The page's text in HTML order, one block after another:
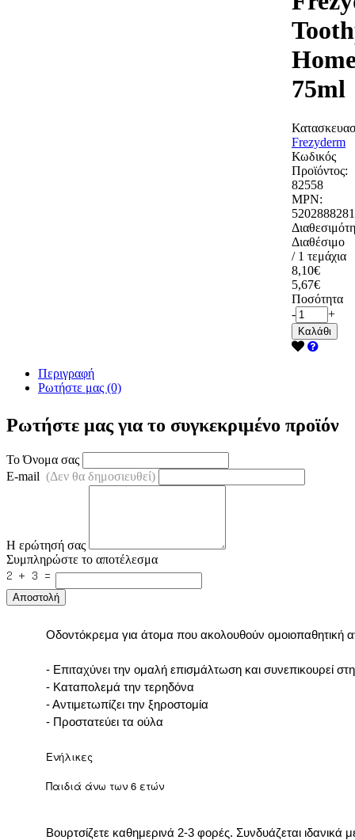
75ml
Frezyderm
Κωδικός
Προϊόντος:
82558
MPN:
Διαθέσιμο
/ 1 τεμάχια
8,10€
5,67€
Ποσότητα
-
+
Καλάθι
Περιγραφή
Ρωτήστε μας (0)
Ρωτήστε μας για το συγκεκριμένο προϊόν
Το Όνομα σας
E-mail (Δεν θα δημοσιευθεί)
Η ερώτησή σας
Συμπληρώστε το αποτέλεσμα
Αποστολή
Οδοντόκρεμα για άτομα που ακολουθούν ομοιοπαθητική
- Επιταχύνει την ομαλή επισμάλτωση και συνεπικουρεί
- Καταπολεμά την τερηδόνα
- Αντιμετωπίζει την ξηροστομία
- Προστατεύει τα ούλα
Ενήλικες
Παιδιά άνω των 6 ετών
Βουρτσίζετε καθημερινά 2-3 φορές. Συνδυάζεται